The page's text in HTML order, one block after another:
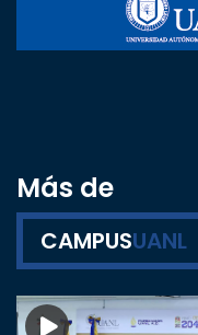
Más de
CAMPUSUANL